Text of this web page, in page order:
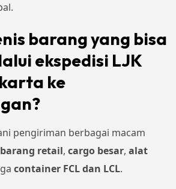
barang yang bisa
ekspedisi LJK
ke
pengiriman berbagai macam
barang retail, cargo besar, alat
container FCL dan LCL.